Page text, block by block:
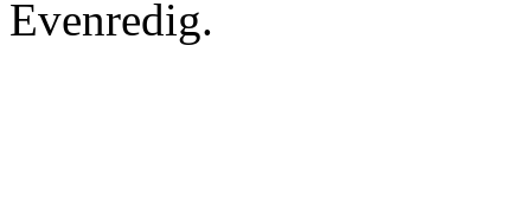
Evenredig.